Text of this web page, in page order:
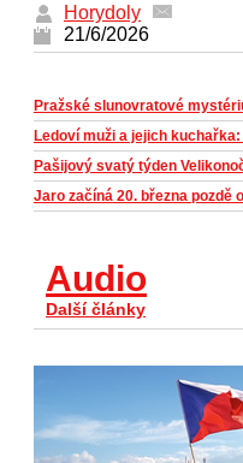
Horydoly
21/6/2026
Pražské slunovratové
Ledoví muži a jejich
Pašijový svatý týden
Jaro začíná 20. března pozdě
Audio
Další články